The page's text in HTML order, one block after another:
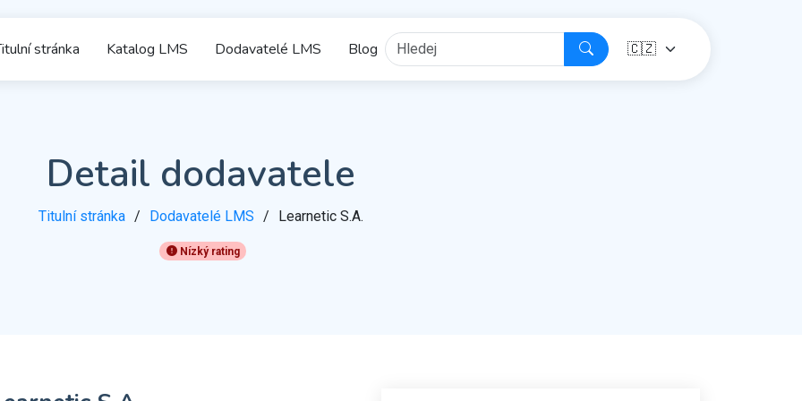
stránka Katalog LMS Dodavatelé LMS Blog
Detail dodavatele
Titulní stránka Dodavatelé LMS Learnetic S.A.
Nízký rating